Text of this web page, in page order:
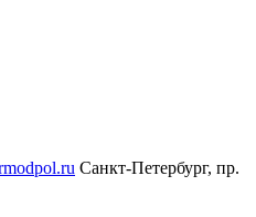
Санкт-Петербург, пр.